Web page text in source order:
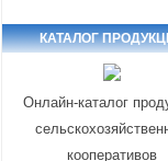
КАТАЛОГ
Онлайн-каталог
кооперативов